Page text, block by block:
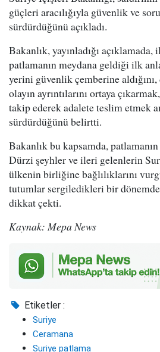
güçleri aracılığıyla güvenlik ve
sürdürdüğünü açıkladı.
Bakanlık, yayınladığı
patlamanın meydana geldiği ilk
yerini güvenlik çemberine
olayın ayrıntılarını ortaya
takip ederek adalete teslim etmek
sürdürdüğünü belirtti.
Bakanlık bu kapsamda,
Dürzi şeyhler ve ileri gelenlerin
ülkenin birliğine bağlılıklarını
tutumlar sergiledikleri bir
dikkat çekti.
Kaynak: Mepa News
Etiketler :
Suriye
Ceramana
Suriye patlama